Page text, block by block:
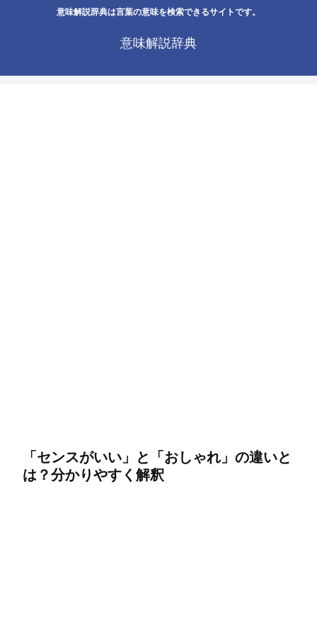
意味解説辞典は言葉の意味を検索できるサイトです。
意味解説辞典
「センスがいい」と「おしゃれ」の違いと
は？分かりやすく解釈